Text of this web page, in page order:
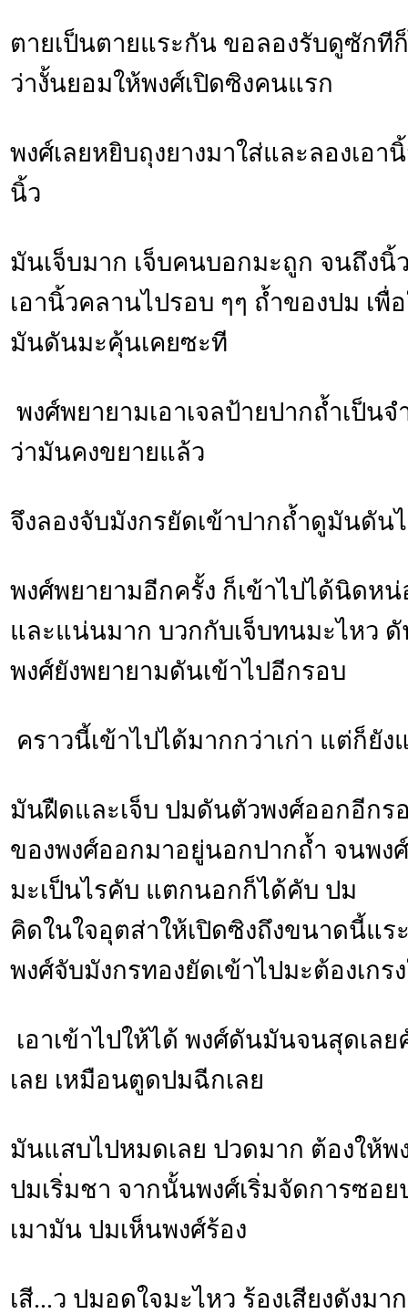
ตายเป็นตายแระกัน ขอลองรับดูซักที
ว่างั้นยอมให้พงศ์เปิดซิงคนแรก
พงศ์เลยหยิบถุงยางมาใส่และลองเอา
นิ้ว
มันเจ็บมาก เจ็บคนบอกมะถูก จนถึงนิ้
เอานิ้วคลานไปรอบ ๆๆ ถ้ำของปม เพื่
มันดันมะคุ้นเคยซะที
พงศ์พยายามเอาเจลป้ายปากถ้ำเป็น
ว่ามันคงขยายแล้ว
จึงลองจับมังกรยัดเข้าปากถ้ำดูมันดัน
พงศ์พยายามอีกครั้ง ก็เข้าไปได้นิดห
และแน่นมาก บวกกับเจ็บทนมะไหว
พงศ์ยังพยายามดันเข้าไปอีกรอบ
คราวนี้เข้าไปได้มากกว่าเก่า แต่ก็ยั
มันฝืดและเจ็บ ปมดันตัวพงศ์ออกอีกร
ของพงศ์ออกมาอยู่นอกปากถ้ำ จนพง
มะเป็นไรคับ แตกนอกก็ได้คับ ปม
คิดในใจอุตส่าให้เปิดซิงถึงขนาดนี้แร
พงศ์จับมังกรทองยัดเข้าไปมะต้องเกร
เอาเข้าไปให้ได้ พงศ์ดันมันจนสุดเล
เลย เหมือนตูดปมฉีกเลย
มันแสบไปหมดเลย ปวดมาก ต้องให้พ
ปมเริ่มชา จากนั้นพงศ์เริ่มจัดการซอย
เมามัน ปมเห็นพงศ์ร้อง
เสี...ว ปมอดใจมะไหว ร้องเสียงดังมา